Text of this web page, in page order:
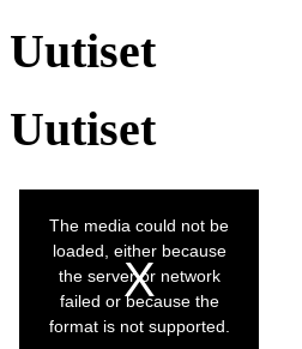
Uutiset
Uutiset